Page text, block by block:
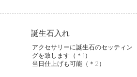
誕生石入れ
アクセサリーに誕生石のセッティン
グを致します（＊1）
当日仕上げも可能（＊2）